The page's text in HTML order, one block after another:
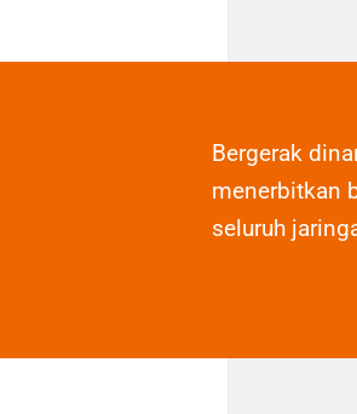
Bergerak
menerbitkan
seluruh